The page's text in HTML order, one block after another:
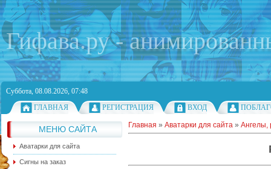
Гифава.ру -
Суббота, 08.08.2026, 07:48
ГЛАВНАЯ
РЕГИСТРАЦИЯ ВХОД
МЕНЮ САЙТА
Аватарки для сайта
Сигны на заказ
Главная » Аватарки для сайта » Ангелы,